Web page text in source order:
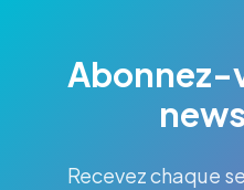
Abonnez-
Recevez chaque